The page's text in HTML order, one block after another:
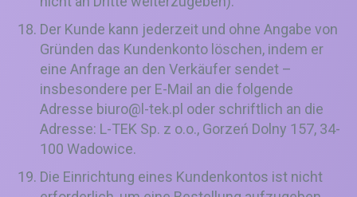
Der Kunde kann jederzeit und ohne Angabe von
Gründen das Kundenkonto löschen, indem er
eine Anfrage an den Verkäufer sendet –
insbesondere per E-Mail an die folgende
Adresse biuro@l-tek.pl oder schriftlich an die
Adresse: L-TEK Sp. z o.o., Gorzeń Dolny 157, 34-
100 Wadowice.
Die Einrichtung eines Kundenkontos ist nicht